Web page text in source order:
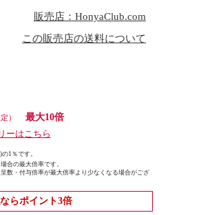
販売店：HonyaClub.com
この販売店の送料について
）
最大10倍
ーはこちら
1％です。
合の最大倍率です。
数・付与倍率が最大倍率より少なくなる場合がござ
らポイント3倍